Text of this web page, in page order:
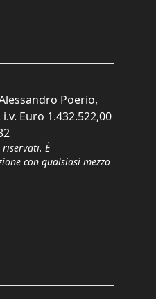
Poerio,
Euro 1.432.522,00
È
con qualsiasi mezzo